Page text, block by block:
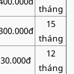
tháng
15
tháng
12
tháng